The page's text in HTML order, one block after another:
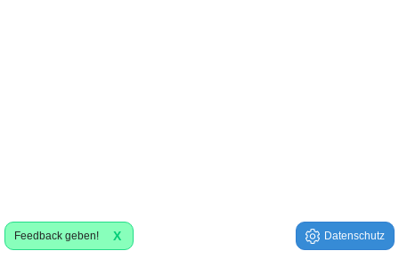
Feedback geben! X Datenschutz